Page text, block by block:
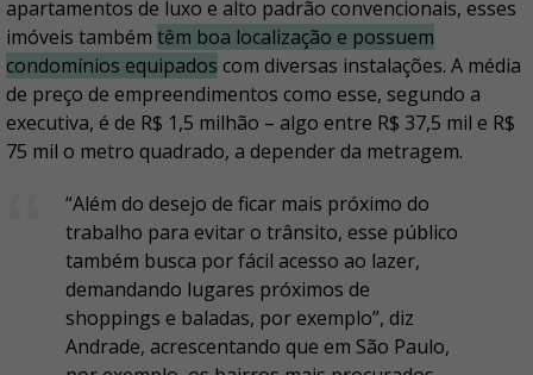
apartamentos de luxo e alto padrão convencionais, esses
imóveis também têm boa localização e possuem
condomínios equipados com diversas instalações. A média
de preço de empreendimentos como esse, segundo a
executiva, é de R$ 1,5 milhão – algo entre R$ 37,5 mil e R$
75 mil o metro quadrado, a depender da metragem.
“Além do desejo de ficar mais próximo do
trabalho para evitar o trânsito, esse público
também busca por fácil acesso ao lazer,
demandando lugares próximos de
shoppings e baladas, por exemplo”, diz
Andrade, acrescentando que em São Paulo,